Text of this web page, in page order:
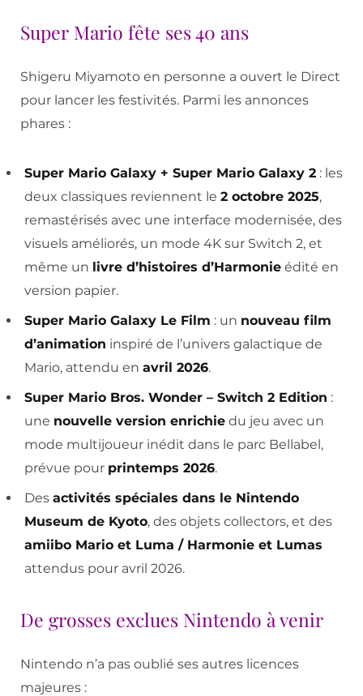
Super Mario fête ses 40 ans
Shigeru Miyamoto en personne a ouvert le Direct
pour lancer les festivités. Parmi les annonces
phares :
Super Mario Galaxy + Super Mario Galaxy 2 : les
deux classiques reviennent le 2 octobre 2025,
remastérisés avec une interface modernisée, des
visuels améliorés, un mode 4K sur Switch 2, et
même un livre d’histoires d’Harmonie édité en
version papier.
Super Mario Galaxy Le Film : un nouveau film
d’animation inspiré de l’univers galactique de
Mario, attendu en avril 2026.
Super Mario Bros. Wonder – Switch 2 Edition :
une nouvelle version enrichie du jeu avec un
mode multijoueur inédit dans le parc Bellabel,
prévue pour printemps 2026.
Des activités spéciales dans le Nintendo
Museum de Kyoto, des objets collectors, et des
amiibo Mario et Luma / Harmonie et Lumas
attendus pour avril 2026.
De grosses exclues Nintendo à venir
Nintendo n’a pas oublié ses autres licences
majeures :